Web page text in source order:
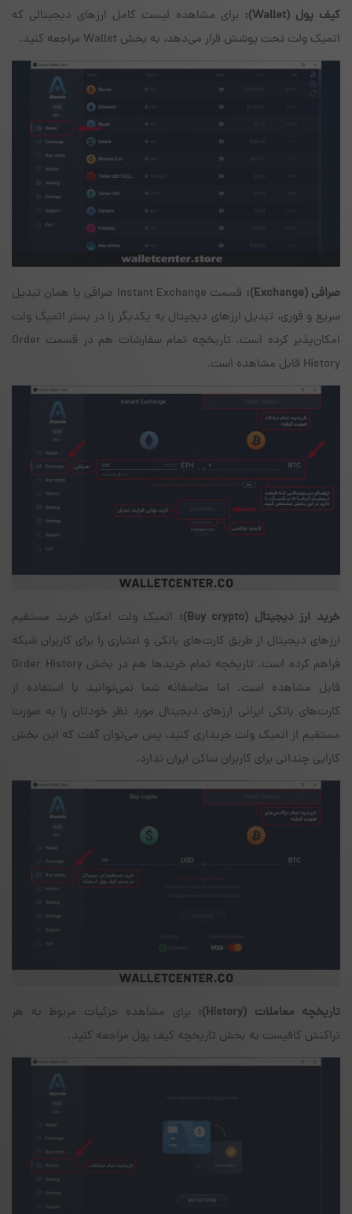
کیف پول(Wallet)
: برای مشاهده‌ لیست کامل ارزهای دیجیتالی که
اتمیک ولت تحت پوشش قرار می‌دهد، به بخش Wallet مراجعه کنید.
صرافی(Exchange)
:
قسمت Instant Exchange صرافی یا همان تبدیل
سریع و فوری، تبدیل ارزهای دیجیتال به یکدیگر را در بستر اتمیک ولت
امکان‌پذیر کرده است. تاریخچه‌ تمام سفارشات هم در قسمت Order
History قابل مشاهده است.
خرید ارز دیجیتال (Buy crypto)
: اتمیک ولت امکان خرید مستقیم
ارزهای دیجیتال از طریق کارت‌های بانکی و اعتباری را برای کاربران شبکه
فراهم کرده است. تاریخچه‌ تمام خریدها هم در بخش Order History
قابل مشاهده است. اما متاسفانه شما نمی‌توانید با استفاده از
کارت‌های بانکی ایرانی ارزهای دیجیتال مورد نظر خودتان را به صورت
مستقیم از اتمیک ولت خریداری کنید، پس می‌توان گفت که این بخش
کارایی چندانی برای کاربران ساکن ایران ندارد.
تاریخچه معاملات (History)
: برای مشاهده‌ جزئیات مربوط به هر
تراکنش کافیست به بخش تاریخچه‌ کیف پول مراجعه کنید.